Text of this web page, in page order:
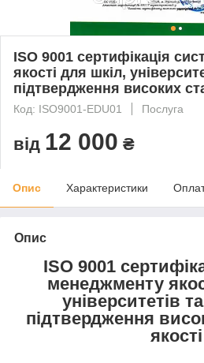
ISO 9001 сертифікація
якості для шкіл,
підтвердження високих
Код: ISO9001-EDU01 Послуга
від 12 000 ₴
Опис Характеристики
Опис
ISO 9001
менеджменту
університетів
підтвердження
якості